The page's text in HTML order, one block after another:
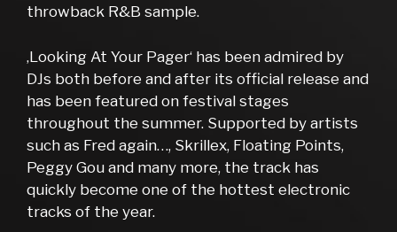
throwback R&B sample.
‚Looking At Your Pager‘ has been admired by
DJs both before and after its official release and
has been featured on festival stages
throughout the summer. Supported by artists
such as Fred again…, Skrillex, Floating Points,
Peggy Gou and many more, the track has
quickly become one of the hottest electronic
tracks of the year.